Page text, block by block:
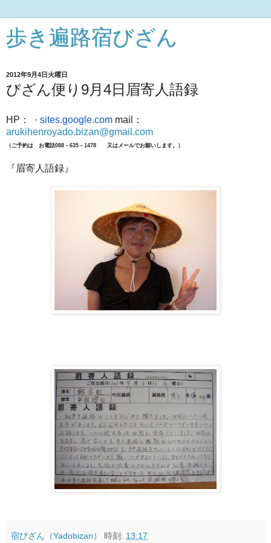
歩き遍路宿びざん
2012年9月4日火曜日
びざん便り9月4日眉寄人語録
HP： · sites.google.com mail：
arukihenroyado.bizan@gmail.com
（ご予約は お電話088－635－1478 又はメールでお願いします。）
『眉寄人語録』
宿びざん（Yadobizan） 時刻: 13:17